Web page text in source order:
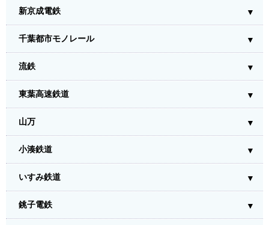
新京成電鉄
千葉都市モノレール
流鉄
東葉高速鉄道
山万
小湊鉄道
いすみ鉄道
銚子電鉄